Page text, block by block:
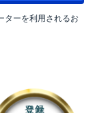
ターを利用されるお